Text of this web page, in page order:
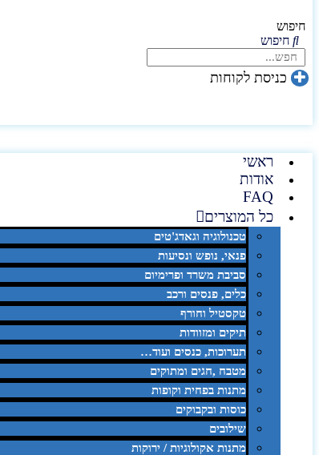
חיפוש
חיפוש
כניסת לקוחות
ראשי
אודות
FAQ
כל המוצרים
טכנולוגיה וגאדג'טים
פנאי, נופש ונסיעות
סביבת משרד ופרימיום
כלים, פנסים ורכב
טקסטיל וחורף
תיקים ומזוודות
תערוכות, כנסים ועוד…
מטבח ,חגים ומתוקים
מתנות בפחית וקופות
כוסות ובקבוקים
שילובים
מתנות אקולוגיות / ירוקות